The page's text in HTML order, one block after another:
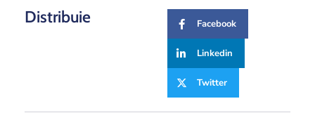
Distribuie Facebook
Linkedin
Twitter